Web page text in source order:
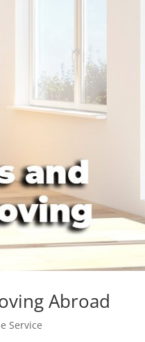
Abroad
Service